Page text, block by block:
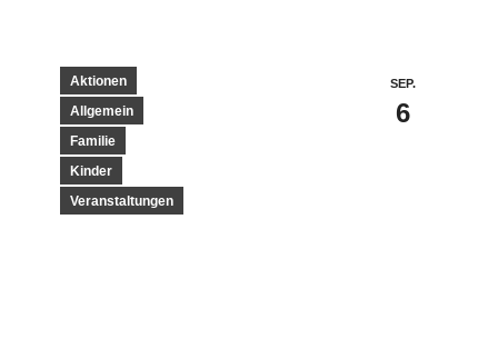
SEP.
6
Aktionen
Allgemein
Familie
Kinder
Veranstaltungen